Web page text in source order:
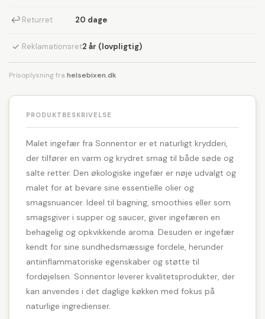
↩ Returret 20 dage
✓ Reklamationsret2 år (lovpligtig)
Prisoplysning fra helsebixen.dk
PRODUKTBESKRIVELSE
Malet ingefær fra Sonnentor er et naturligt krydderi,
der tilfører en varm og krydret smag til både søde og
salte retter. Den økologiske ingefær er nøje udvalgt og
malet for at bevare sine essentielle olier og
smagsnuancer. Ideel til bagning, smoothies eller som
smagsgiver i supper og saucer, giver ingefæren en
behagelig og opkvikkende aroma. Desuden er ingefær
kendt for sine sundhedsmæssige fordele, herunder
antiinflammatoriske egenskaber og støtte til
fordøjelsen. Sonnentor leverer kvalitetsprodukter, der
kan anvendes i det daglige køkken med fokus på
naturlige ingredienser.